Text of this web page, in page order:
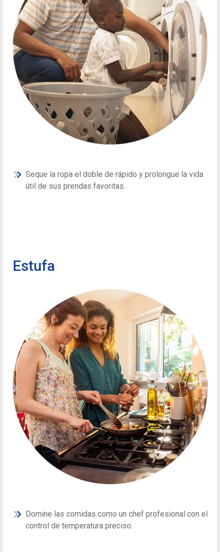
Seque la ropa el doble de rápido y prolongue la vida
útil de sus prendas favoritas.
Estufa
Domine las comidas como un chef profesional con el
control de temperatura preciso.